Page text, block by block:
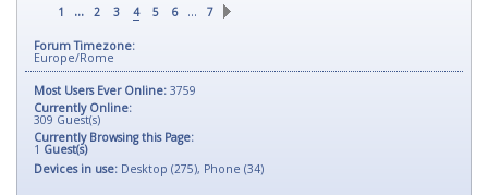
1 ... 2 3 4 5 6 … 7
Forum Timezone:
Europe/Rome
Most Users Ever Online: 3759
Currently Online:
309 Guest(s)
Currently Browsing this Page:
1 Guest(s)
Devices in use: Desktop (275), Phone (34)